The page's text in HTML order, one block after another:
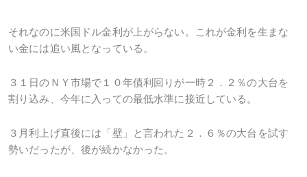
それなのに米国ドル金利が上がらない。これが金利を生まな
い金には追い風となっている。
３１日のＮＹ市場で１０年債利回りが一時２．２％の大台を
割り込み、今年に入っての最低水準に接近している。
３月利上げ直後には「壁」と言われた２．６％の大台を試す
勢いだったが、後が続かなかった。